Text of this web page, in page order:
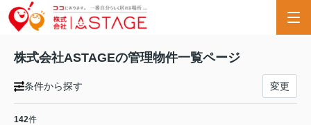
株式会社ASTAGEの管理物件一覧ページ
条件から探す 変更
142件